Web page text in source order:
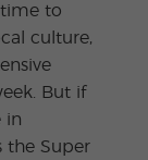
time to
culture,
But if
in
the Super